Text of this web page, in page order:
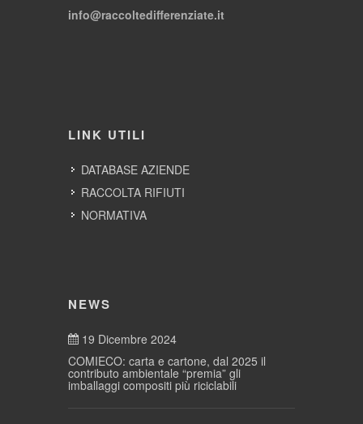
info@raccoltedifferenziate.it
LINK UTILI
DATABASE AZIENDE
RACCOLTA RIFIUTI
NORMATIVA
NEWS
19 Dicembre 2024
COMIECO: carta e cartone, dal 2025 il
contributo ambientale “premia” gli
imballaggi compositi più riciclabili